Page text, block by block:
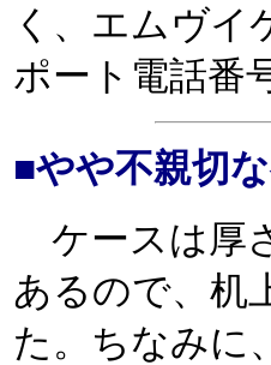
く、エムヴイ
ポート電話番
■やや不親切
ケースは厚
あるので、机
た。ちなみに